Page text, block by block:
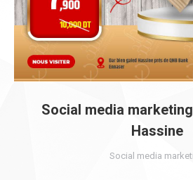
Social media
Hassine
Social media